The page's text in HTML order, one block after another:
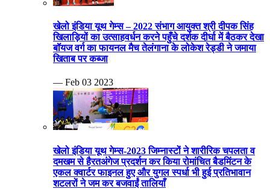
खेलो इंडिया यूथ गेम्स – 2022 संभाग आयुक्त श्री दीपक सिंह
खिलाड़ियों का उत्साहवर्धन करने पहुँचे दर्शक दीर्घा में बैठकर देखा
बॉयज वर्ग का फायनल मैच तेलंगाना के लोकेश रेड्डी ने जमाया
खिताब पर कब्जा
— Feb 03 2023
खेलो इंडिया यूथ गेम्स-2023 जिम्नास्टों ने शारीरिक चपलता व
दमखम से हैरतअंगेज प्रदर्शन कर किया रोमांचित बैडमिंटन के
एकल क्वार्टर फाइनल हुए और युगल स्पर्धा भी हुई प्रतिभावान
शटलरों ने जम कर बजवाईं तालियाँ